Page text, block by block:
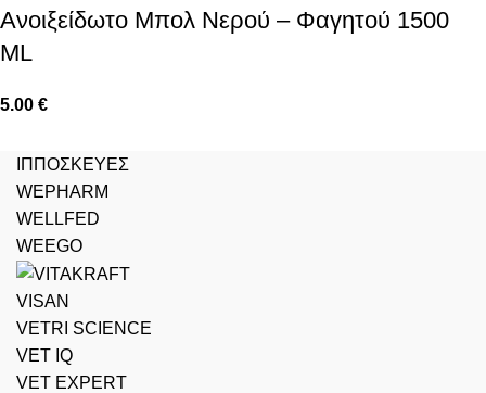
Ανοιξείδωτο Μπολ Νερού – Φαγητού 1500
ML
5.00 €
ΙΠΠΟΣΚΕΥΕΣ
WEPHARM
WELLFED
WEEGO
VISAN
VETRI SCIENCE
VET IQ
VET EXPERT